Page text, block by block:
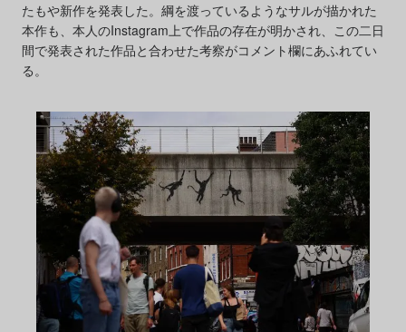
たもや新作を発表した。綱を渡っているようなサルが描かれた
本作も、本人のInstagram上で作品の存在が明かされ、この二日
間で発表された作品と合わせた考察がコメント欄にあふれてい
る。